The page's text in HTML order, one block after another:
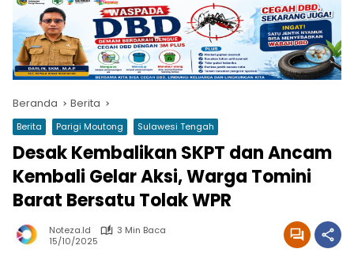
Beranda Berita
Berita Parigi Moutong Sulawesi Tengah
Desak Kembalikan SKPT dan Ancam
Kembali Gelar Aksi, Warga Tomini
Barat Bersatu Tolak WPR
Noteza.id
3 Min Baca
15/10/2025